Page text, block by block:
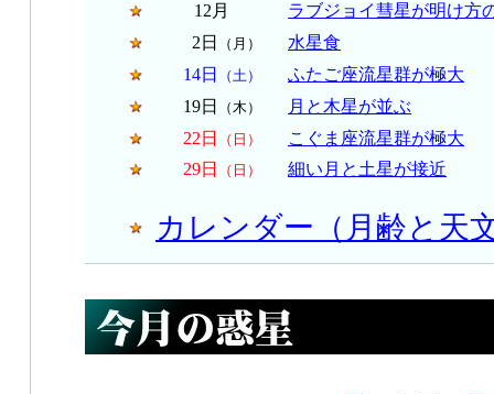
12月
ラブジョイ彗星が明け方
2日
（月）
水星食
14日
（土）
ふたご座流星群が極大
19日
（木）
月と木星が並ぶ
22日
（日）
こぐま座流星群が極大
29日
（日） 細い月と土星が接近
カレンダー（月齢と天